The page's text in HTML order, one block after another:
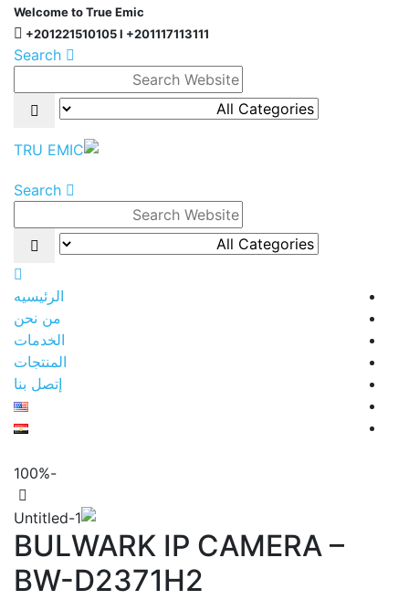
Welcome to True Emic
+201221510105 l +201117113111
Search
Search
الرئيسيه
من نحن
الخدمات
المنتجات
إتصل بنا
-100%
BULWARK IP CAMERA –
BW-D2371H2